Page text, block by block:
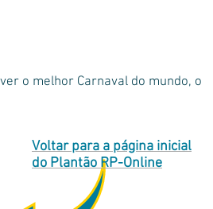
o melhor Carnaval do mundo, o
Voltar para a página inicial
do Plantão RP-Online